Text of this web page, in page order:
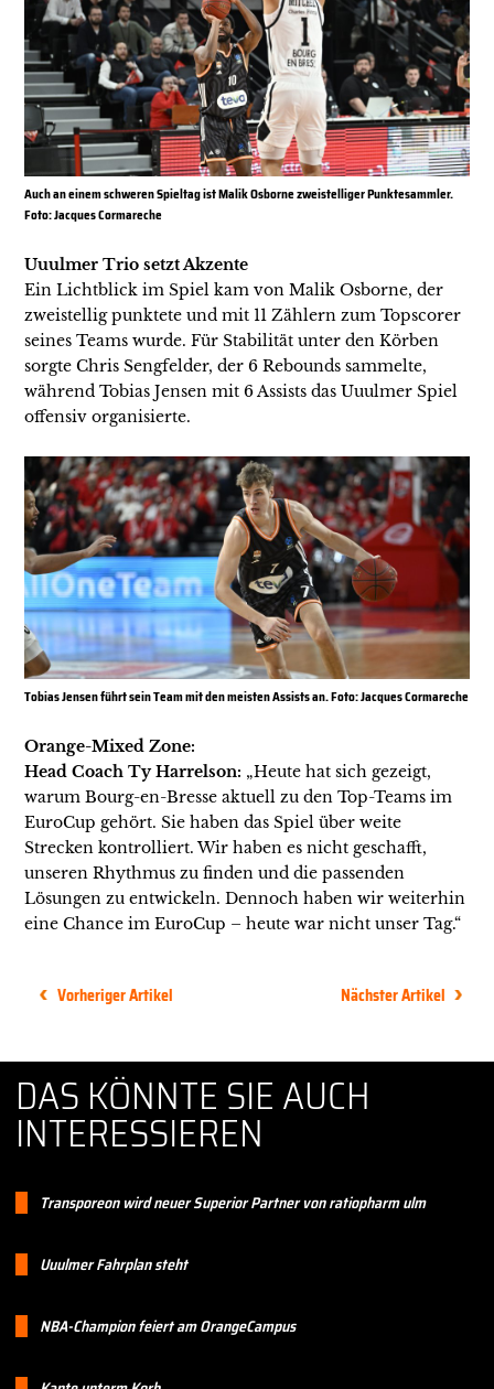
Auch an einem schweren Spieltag ist Malik Osborne zweistelliger Punktesammler.
Foto: Jacques Cormareche
Uuulmer Trio setzt Akzente
Ein Lichtblick im Spiel kam von Malik Osborne, der
zweistellig punktete und mit 11 Zählern zum Topscorer
seines Teams wurde. Für Stabilität unter den Körben
sorgte Chris Sengfelder, der 6 Rebounds sammelte,
während Tobias Jensen mit 6 Assists das Uuulmer Spiel
offensiv organisierte.
Tobias Jensen führt sein Team mit den meisten Assists an. Foto: Jacques Cormareche
Orange-Mixed Zone:
Head Coach Ty Harrelson: „Heute hat sich gezeigt,
warum Bourg-en-Bresse aktuell zu den Top-Teams im
EuroCup gehört. Sie haben das Spiel über weite
Strecken kontrolliert. Wir haben es nicht geschafft,
unseren Rhythmus zu finden und die passenden
Lösungen zu entwickeln. Dennoch haben wir weiterhin
eine Chance im EuroCup – heute war nicht unser Tag.“
Vorheriger Artikel Nächster Artikel
DAS KÖNNTE SIE AUCH
INTERESSIEREN
Transporeon wird neuer Superior Partner von ratiopharm ulm
Uuulmer Fahrplan steht
NBA-Champion feiert am OrangeCampus